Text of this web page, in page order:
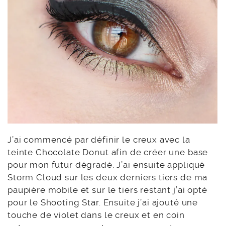
J’ai commencé par définir le creux avec la
teinte Chocolate Donut afin de créer une base
pour mon futur dégradé. J’ai ensuite appliqué
Storm Cloud sur les deux derniers tiers de ma
paupière mobile et sur le tiers restant j’ai opté
pour le Shooting Star. Ensuite j’ai ajouté une
touche de violet dans le creux et en coin